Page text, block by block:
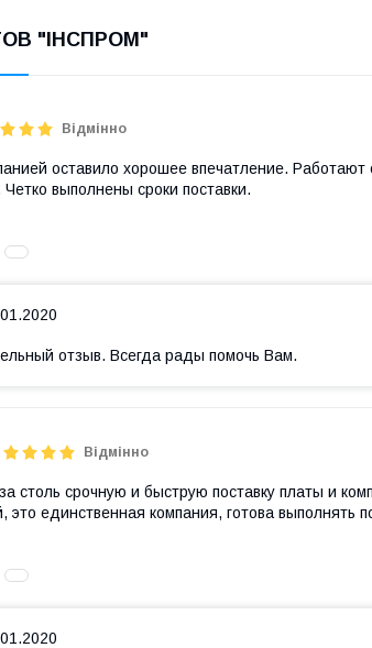
"ІНСПРОМ"
Відмінно
оставило хорошее впечатление. Работают
выполнены сроки поставки.
отзыв. Всегда рады помочь Вам.
Відмінно
столь срочную и быструю поставку платы и
единственная компания, готова выполнять